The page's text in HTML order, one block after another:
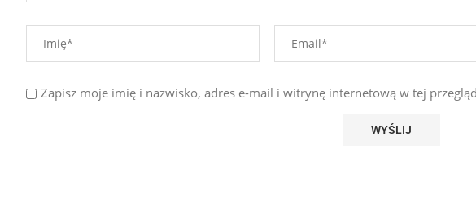
Zapisz moje imię i nazwisko, adres e-mail i witrynę internetową w tej